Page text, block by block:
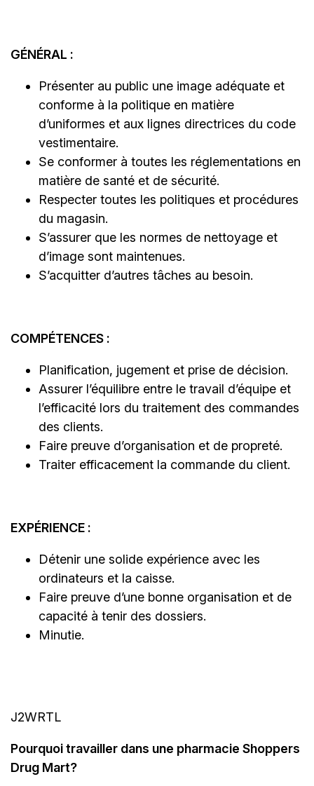
GÉNÉRAL :
Présenter au public une image adéquate et
conforme à la politique en matière
d’uniformes et aux lignes directrices du code
vestimentaire.
Se conformer à toutes les réglementations en
matière de santé et de sécurité.
Respecter toutes les politiques et procédures
du magasin.
S’assurer que les normes de nettoyage et
d’image sont maintenues.
S’acquitter d’autres tâches au besoin.
COMPÉTENCES :
Planification, jugement et prise de décision.
Assurer l’équilibre entre le travail d’équipe et
l’efficacité lors du traitement des commandes
des clients.
Faire preuve d’organisation et de propreté.
Traiter efficacement la commande du client.
EXPÉRIENCE :
Détenir une solide expérience avec les
ordinateurs et la caisse.
Faire preuve d’une bonne organisation et de
capacité à tenir des dossiers.
Minutie.
J2WRTL
Pourquoi travailler dans une pharmacie Shoppers
Drug Mart?